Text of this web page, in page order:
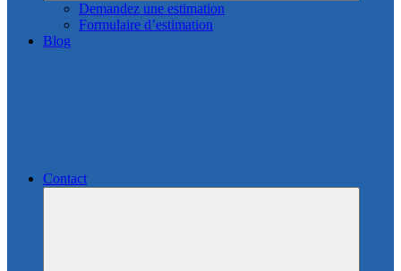
Demandez une estimation
Formulaire d’estimation
Blog
Contact